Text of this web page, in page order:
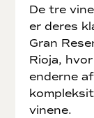
De tre
er deres
Gran
Rioja,
enderne
vinene.